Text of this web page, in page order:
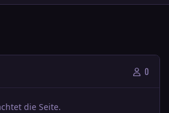
0
die Seite.